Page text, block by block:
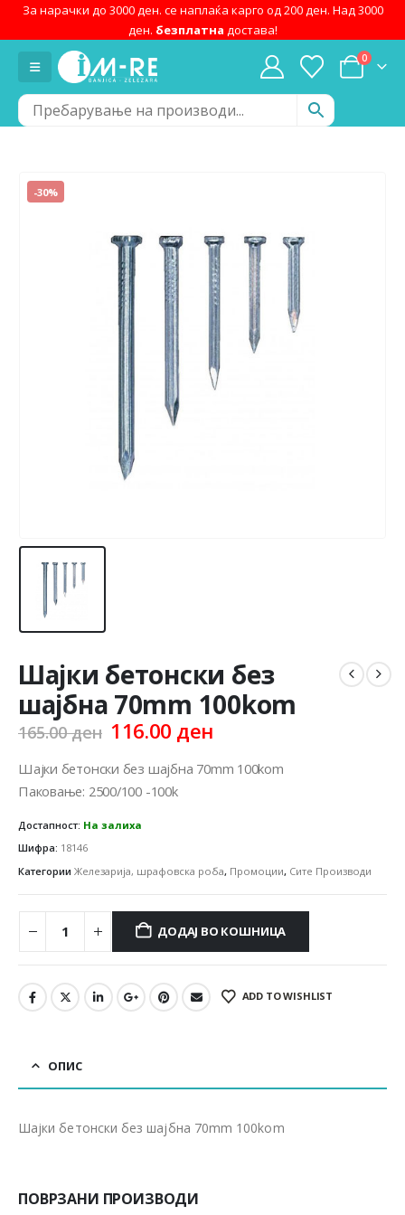
За нарачки до 3000 ден. се наплаќа карго од 200 ден. Над 3000
ден. безплатна достава!
0
-30%
Шајки бетонски без
шајбна 70mm 100kom
165.00ден Original
was:
165.00 ден.
116.00 денCurrent
is:
Шајки бетонски без шајбна 70mm 100kom
Паковање: 2500/100 -100k
Достапност: На залиха
Шифра: 18146
Категории Железарија, шрафовска роба, Промоции, Сите Производи
ДОДАЈ ВО КОШНИЦА
ADD TO WISHLIST
ОПИС
Шајки бетонски без шајбна 70mm 100kom
ПОВРЗАНИ ПРОИЗВОДИ